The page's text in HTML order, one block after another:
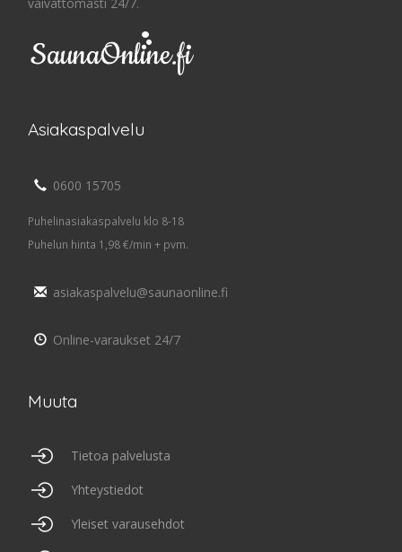
vaivattomasti 24/7.
Asiakaspalvelu
0600 15705
Puhelinasiakaspalvelu klo 8-18
Puhelun hinta 1,98 €/min + pvm.
asiakaspalvelu@saunaonline.fi
Online-varaukset 24/7
Muuta
Tietoa palvelusta
Yhteystiedot
Yleiset varausehdot